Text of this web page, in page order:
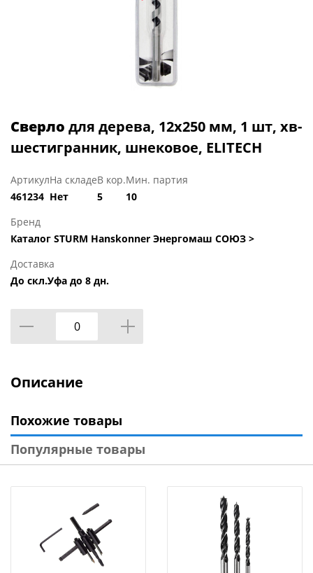
Сверло для дерева, 12х250 мм, 1 шт, хв-
шестигранник, шнековое, ELITECH
Артикул
461234
На складе
Нет
В кор.
5
Мин. партия
10
Бренд
Каталог STURM Hanskonner Энергомаш СОЮЗ >
Доставка
До скл.Уфа до 8 дн.
Описание
Похожие товары
Популярные товары